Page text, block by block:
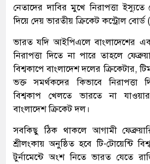
নেতাদের দাবির মুখে নিরাপত্তা ইস্যুতে
দিয়ে দেয় ভারতীয় ক্রিকেট কন্ট্রোল
ভারত যদি আইপিএলে বাংলাদেশের
নিরাপত্তা দিতে না পারে তাহলে
বিশ্বকাপে বাংলাদেশ দলের ক্রিকেটার,
ভক্ত সমর্থকদের কিভাবে নিরাপত্তা
বিশ্বকাপ খেলতে ভারতে না
বাংলাদেশ ক্রিকেট দল।
সবকিছু ঠিক থাকলে আগামী
শ্রীলংকায় অনুষ্ঠিত হবে টি-টোয়েন্টি
টুর্নামেন্টে অংশ নিতে ভারত যেতে